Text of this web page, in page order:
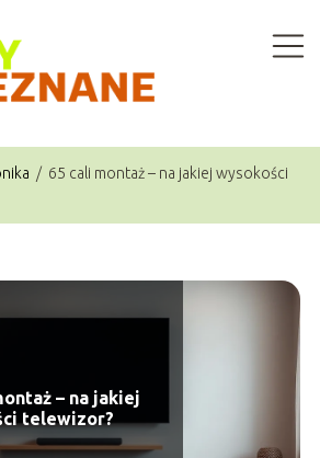
/ 65 cali montaż – na jakiej wysokości
– na jakiej
telewizor?